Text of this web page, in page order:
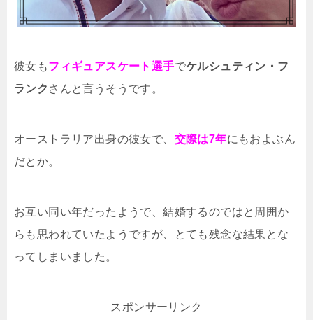
彼女もフィギュアスケート選手でケルシュティン・フ
ランク さんと言うそうです。
オーストラリア出身の彼女で、 交際は7年にもおよぶん
だとか。
お互い同い年だったようで、結婚するのではと周囲か
らも思われていたようですが、とても残念な結果とな
ってしまいました。
スポンサーリンク